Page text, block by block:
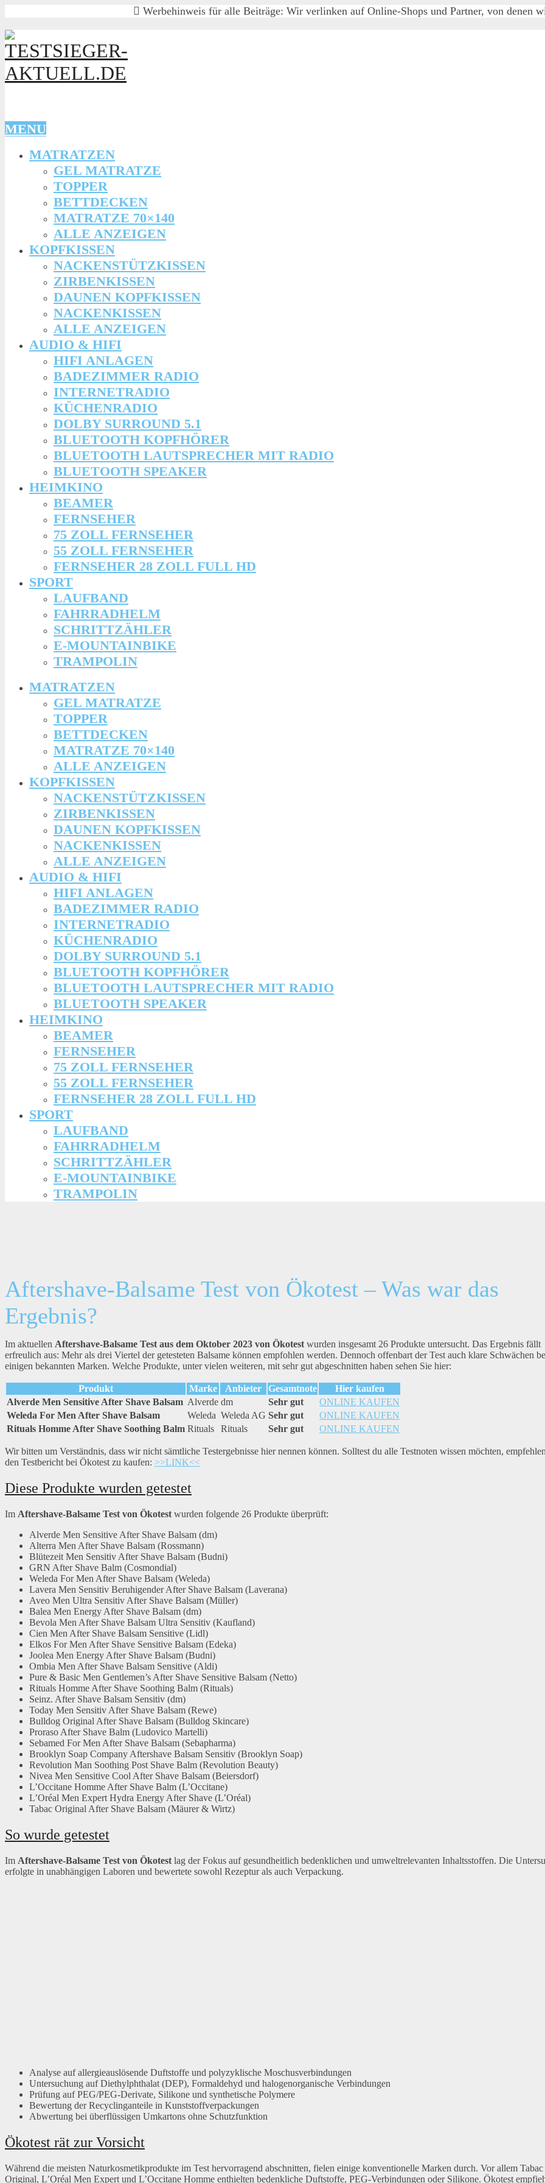
Werbehinweis für alle Beiträge: Wir verlinken auf Online-Shops und Partner, von denen
MENU
MATRATZEN
GEL MATRATZE
TOPPER
BETTDECKEN
MATRATZE 70×140
ALLE ANZEIGEN
KOPFKISSEN
NACKENSTÜTZKISSEN
ZIRBENKISSEN
DAUNEN KOPFKISSEN
NACKENKISSEN
ALLE ANZEIGEN
AUDIO & HIFI
HIFI ANLAGEN
BADEZIMMER RADIO
INTERNETRADIO
KÜCHENRADIO
DOLBY SURROUND 5.1
BLUETOOTH KOPFHÖRER
BLUETOOTH LAUTSPRECHER MIT RADIO
BLUETOOTH SPEAKER
HEIMKINO
BEAMER
FERNSEHER
75 ZOLL FERNSEHER
55 ZOLL FERNSEHER
FERNSEHER 28 ZOLL FULL HD
SPORT
LAUFBAND
FAHRRADHELM
SCHRITTZÄHLER
E-MOUNTAINBIKE
TRAMPOLIN
MATRATZEN
GEL MATRATZE
TOPPER
BETTDECKEN
MATRATZE 70×140
ALLE ANZEIGEN
KOPFKISSEN
NACKENSTÜTZKISSEN
ZIRBENKISSEN
DAUNEN KOPFKISSEN
NACKENKISSEN
ALLE ANZEIGEN
AUDIO & HIFI
HIFI ANLAGEN
BADEZIMMER RADIO
INTERNETRADIO
KÜCHENRADIO
DOLBY SURROUND 5.1
BLUETOOTH KOPFHÖRER
BLUETOOTH LAUTSPRECHER MIT RADIO
BLUETOOTH SPEAKER
HEIMKINO
BEAMER
FERNSEHER
75 ZOLL FERNSEHER
55 ZOLL FERNSEHER
FERNSEHER 28 ZOLL FULL HD
SPORT
LAUFBAND
FAHRRADHELM
SCHRITTZÄHLER
E-MOUNTAINBIKE
TRAMPOLIN
Aftershave-Balsame Test von Ökotest – Was war das
Ergebnis?
Im aktuellen Aftershave-Balsame Test aus dem Oktober 2023 von Ökotestwurden insgesamt 26 Produkte untersucht. Das Ergebnis fällt
erfreulich aus: Mehr als drei Viertel der getesteten Balsame können empfohlen werden. Dennoch offenbart der Test auch klare Schwächen
einigen bekannten Marken. Welche Produkte, unter vielen weiteren, mit sehr gut abgeschnitten haben sehen Sie hier:
Produkt Marke Anbieter Gesamtnote
Hier kaufen
Alverde Men Sensitive After Shave Balsam Alverde dm Sehr gut
ONLINE KAUFEN
Weleda For Men After Shave Balsam
Weleda Weleda AG Sehr gut
ONLINE KAUFEN
Rituals Homme After Shave Soothing Balm Rituals Rituals Sehr gut ONLINE KAUFEN
Wir bitten um Verständnis, dass wir nicht sämtliche Testergebnisse hier nennen können. Solltest du alle Testnoten wissen möchten,
den Testbericht bei Ökotest zu kaufen: >>LINK<<
Diese Produkte wurden getestet
Im Aftershave-Balsame Test von Ökotest wurden folgende 26 Produkte überprüft:
Alverde Men Sensitive After Shave Balsam (dm)
Alterra Men After Shave Balsam (Rossmann)
Blütezeit Men Sensitiv After Shave Balsam (Budni)
GRN After Shave Balm (Cosmondial)
Weleda For Men After Shave Balsam (Weleda)
Lavera Men Sensitiv Beruhigender After Shave Balsam (Laverana)
Aveo Men Ultra Sensitiv After Shave Balsam (Müller)
Balea Men Energy After Shave Balsam (dm)
Bevola Men After Shave Balsam Ultra Sensitiv (Kaufland)
Cien Men After Shave Balsam Sensitive (Lidl)
Elkos For Men After Shave Sensitive Balsam (Edeka)
Joolea Men Energy After Shave Balsam (Budni)
Ombia Men After Shave Balsam Sensitive (Aldi)
Pure & Basic Men Gentlemen’s After Shave Sensitive Balsam (Netto)
Rituals Homme After Shave Soothing Balm (Rituals)
Seinz. After Shave Balsam Sensitiv (dm)
Today Men Sensitiv After Shave Balsam (Rewe)
Bulldog Original After Shave Balsam (Bulldog Skincare)
Proraso After Shave Balm (Ludovico Martelli)
Sebamed For Men After Shave Balsam (Sebapharma)
Brooklyn Soap Company Aftershave Balsam Sensitiv (Brooklyn Soap)
Revolution Man Soothing Post Shave Balm (Revolution Beauty)
Nivea Men Sensitive Cool After Shave Balsam (Beiersdorf)
L’Occitane Homme After Shave Balm (L’Occitane)
L’Oréal Men Expert Hydra Energy After Shave (L’Oréal)
Tabac Original After Shave Balsam (Mäurer & Wirtz)
So wurde getestet
Im Aftershave-Balsame Test von Ökotest lag der Fokus auf gesundheitlich bedenklichen und umweltrelevanten Inhaltsstoffen. Die
erfolgte in unabhängigen Laboren und bewertete sowohl Rezeptur als auch Verpackung.
Analyse auf allergieauslösende Duftstoffe und polyzyklische Moschusverbindungen
Untersuchung auf Diethylphthalat (DEP), Formaldehyd und halogenorganische Verbindungen
Prüfung auf PEG/PEG-Derivate, Silikone und synthetische Polymere
Bewertung der Recyclinganteile in Kunststoffverpackungen
Abwertung bei überflüssigen Umkartons ohne Schutzfunktion
Ökotest rät zur Vorsicht
Während die meisten Naturkosmetikprodukte im Test hervorragend abschnitten, fielen einige konventionelle Marken durch. Vor allem Tabac
Original, L’Oréal Men Expert und L’Occitane Homme enthielten bedenkliche Duftstoffe, PEG-Verbindungen oder Silikone. Ökotest